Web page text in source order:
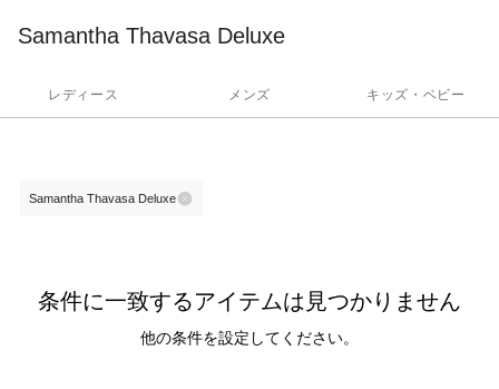
Samantha Thavasa Deluxe
レディース メンズ キッズ・ベビー
Samantha Thavasa Deluxe
条件に一致するアイテムは見つかりません
他の条件を設定してください。